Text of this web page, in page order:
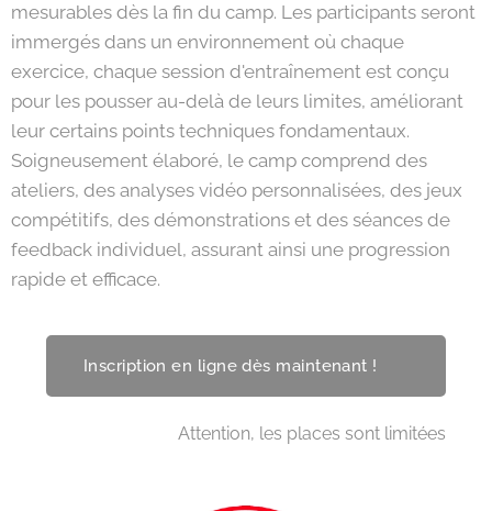
mesurables dès la fin du camp. Les participants seront
immergés dans un environnement où chaque
exercice, chaque session d'entraînement est conçu
pour les pousser au-delà de leurs limites, améliorant
leur certains points techniques fondamentaux.
Soigneusement élaboré, le camp comprend des
ateliers, des analyses vidéo personnalisées, des jeux
compétitifs, des démonstrations et des séances de
feedback individuel, assurant ainsi une progression
rapide et efficace.
Inscription en ligne dès maintenant ! 🫵
⏰ Attention, les places sont limitées 🔥